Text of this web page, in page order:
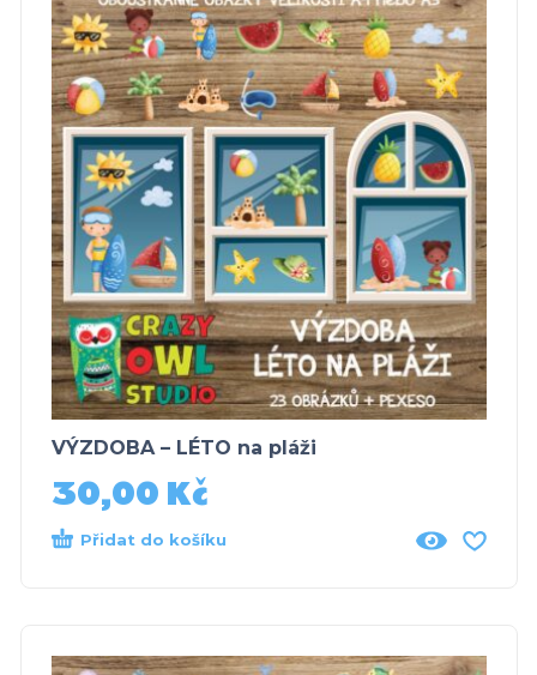
VÝZDOBA – LÉTO na pláži
30,00 Kč
Přidat do košíku